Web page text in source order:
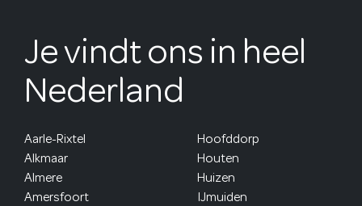
Je vindt ons in heel
Nederland
Aarle-Rixtel
Alkmaar
Almere
Amersfoort
Hoofddorp
Houten
Huizen
IJmuiden